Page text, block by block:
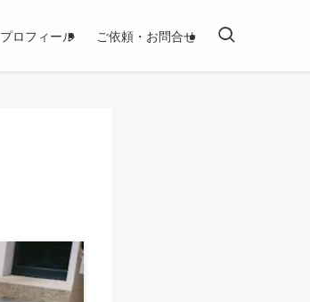
プロフィール ご依頼・お問合せ